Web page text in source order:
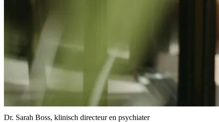
Dr. Sarah Boss, klinisch directeur en psychiater